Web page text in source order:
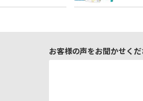
お客様の声をお聞かせくだ